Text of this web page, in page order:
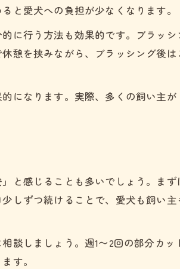
と愛犬への負担が少なくなります。
に行う方法も効果的です。ブラッシ
憩を挟みながら、ブラッシング後は
になります。実際、多くの飼い主が
と感じることも多いでしょう。まず
しずつ続けることで、愛犬も飼い主
談しましょう。週1〜2回の部分カッ
す。